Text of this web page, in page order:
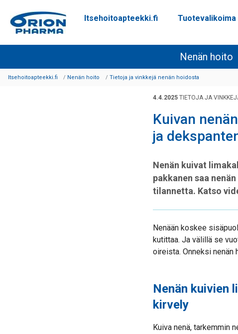
Siirry sisältöön
Itsehoitoapteekki.fi Tuotevalikoima
Nenän hoito
Itsehoitoapteekki.fi Nenän hoito Tietoja ja vinkkejä nenän hoidosta
4.4.2025 TIETOJA JA
Kuivan
ja
Nenän kuivat
pakkanen saa
tilannetta. Katso
Nenään koskee
kutittaa. Ja välillä se
oireista. Onneksi nenän
Nenän kuivien
kirvely
Kuiva nenä, tarkemmin